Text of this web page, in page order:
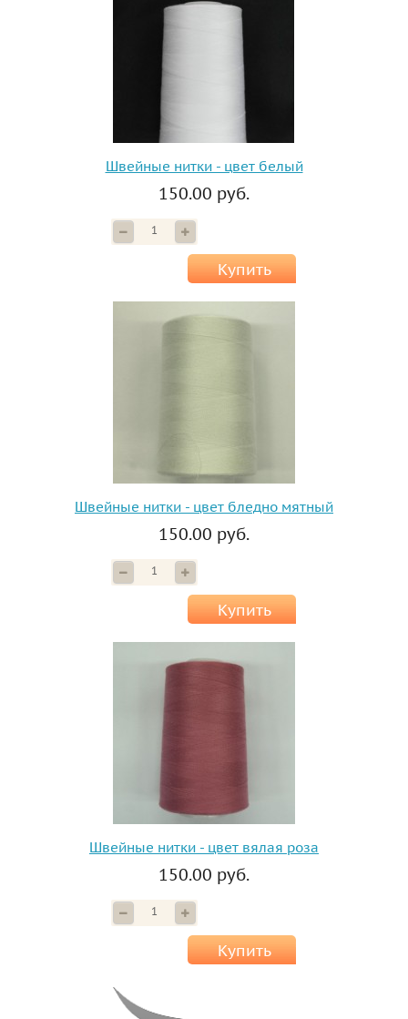
Швейные нитки - цвет белый
150.00 руб.
Купить
Швейные нитки - цвет бледно мятный
150.00 руб.
Купить
Швейные нитки - цвет вялая роза
150.00 руб.
Купить